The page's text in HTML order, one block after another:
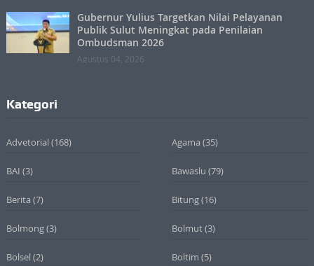
Gubernur Yulius Targetkan Nilai Pelayanan
Publik Sulut Meningkat pada Penilaian
Ombudsman 2026
Agustus 04, 2026
Kategori
Advetorial (168) Agama (35)
BAI (3) Bawaslu (79)
Berita (7) Bitung(16)
Bolmong(3) Bolmut(3)
Bolsel (2) Boltim (5)